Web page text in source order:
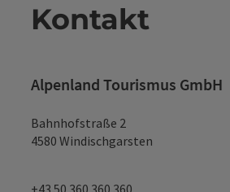
Kontakt
Alpenland Tourismus GmbH
Bahnhofstraße 2
4580 Windischgarsten
+43 50 360 360 360